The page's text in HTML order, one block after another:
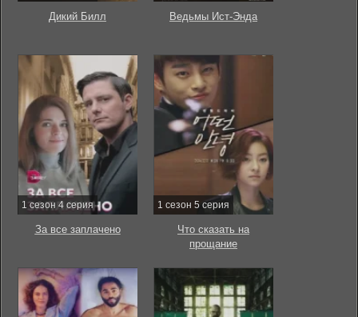
Дикий Билл Ведьмы Ист-Энда
1 сезон 4 серия
За все заплачено
1 сезон 5 серия
Что сказать на
прощание